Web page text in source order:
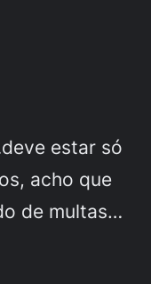
estar só
acho que
de multas…